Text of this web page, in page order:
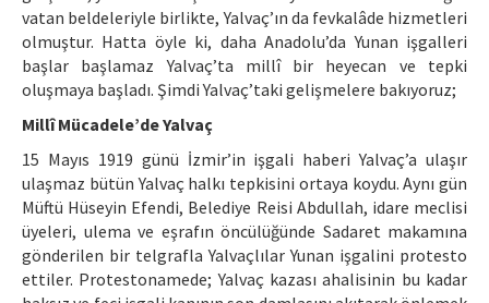
vatan beldeleriyle birlikte, Yalvaç’ın da fevkalâde hizmetleri
olmuştur. Hatta öyle ki, daha Anadolu’da Yunan işgalleri
başlar başlamaz Yalvaç’ta millî bir heyecan ve tepki
oluşmaya başladı. Şimdi Yalvaç’taki gelişmelere bakıyoruz;
Millî Mücadele’de Yalvaç
15 Mayıs 1919 günü İzmir’in işgali haberi Yalvaç’a ulaşır
ulaşmaz bütün Yalvaç halkı tepkisini ortaya koydu. Aynı gün
Müftü Hüseyin Efendi, Belediye Reisi Abdullah, idare meclisi
üyeleri, ulema ve eşrafın öncülüğünde Sadaret makamına
gönderilen bir telgrafla Yalvaçlılar Yunan işgalini protesto
ettiler. Protestonamede; Yalvaç kazası ahalisinin bu kadar